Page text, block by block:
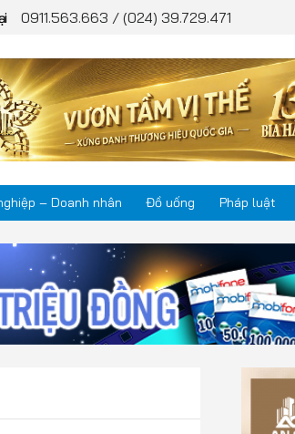
0911.563.663 / (024) 39.729.471
– Doanh nhân Đồ uống Pháp luật
nhân Khoa giáo
Multimedia